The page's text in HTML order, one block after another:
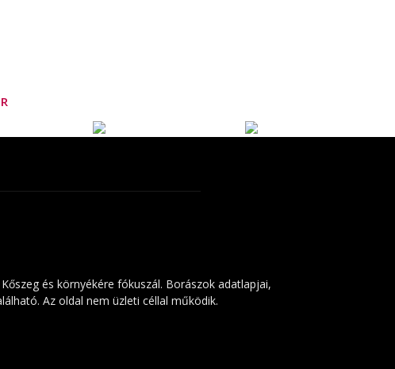
és környékére fókuszál. Borászok adatlapjai,
Az oldal nem üzleti céllal működik.